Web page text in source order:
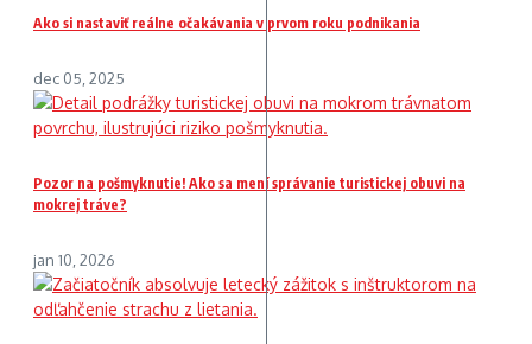
Ako si nastaviť reálne očakávania v prvom roku podnikania
dec 05, 2025
Pozor na pošmyknutie! Ako sa mení správanie turistickej obuvi na
mokrej tráve?
jan 10, 2026